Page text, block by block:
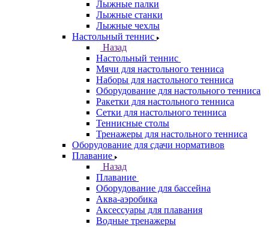
Лыжные палки
Лыжные станки
Лыжные чехлы
Настольный теннис
Назад
Настольный теннис
Мячи для настольного тенниса
Наборы для настольного тенниса
Оборудование для настольного тенниса
Ракетки для настольного тенниса
Сетки для настольного тенниса
Теннисные столы
Тренажеры для настольного тенниса
Оборудование для сдачи нормативов
Плавание
Назад
Плавание
Оборудование для бассейна
Аква-аэробика
Аксессуары для плавания
Водные тренажеры